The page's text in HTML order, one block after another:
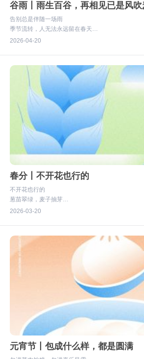
谷雨丨雨生百谷，再相见已是风吹
告别总是伴随一场雨
季节流转，人无法永远留在春天
好在雨生百谷
2026 04-20
春分丨不开花也行的
不开花也行的
葱苗翠绿，麦子抽芽
花香是复苏的布告
2026 03-20
元宵节丨包成什么样，都是圆满